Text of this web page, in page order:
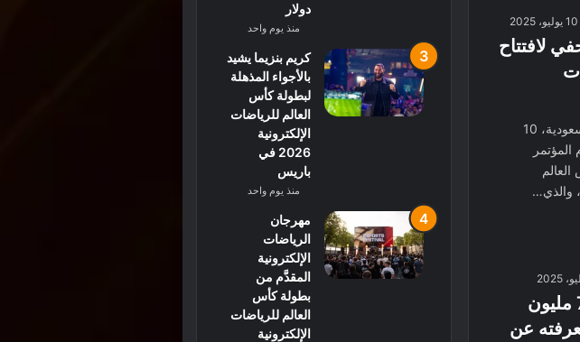
10 يوليو، 2025
لافتتاح
الرياض، المملكة العربية السعودية، 10
المؤتمر
بجوائز مجموعها 70 مليون
عن
دولار
منذ يوم واحد
كريم بنزيما يشيد
بالأجواء المذهلة
لبطولة كأس
العالم للرياضات
الإلكترونية
2026 في
باريس
منذ يوم واحد
مهرجان
الرياضات
الإلكترونية
المقدَّم من
بطولة كأس
العالم للرياضات
الإلكترونية